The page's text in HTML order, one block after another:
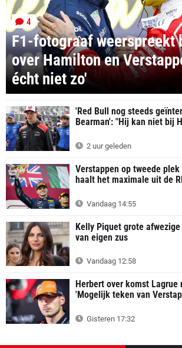
F1-fotograaf weerspreekt
over Hamilton en
écht niet zo'
4
'Red Bull nog steeds
Bearman': "Hij kan niet bij
2 uur geleden
Verstappen op tweede
haalt het maximale uit de
Vandaag 14:55
Kelly Piquet grote
van eigen zus
Vandaag 12:58
Herbert over komst Lagrue
'Mogelijk teken van
Gisteren 17:32